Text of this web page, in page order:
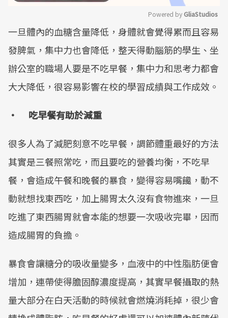
Mute
Powered by GliaStudios
一旦體內的血糖含量降低，身體就會覺得累而且容易
發脾氣，集中力也會降低，整天得動腦筋的學生、坐
辦公室的職場人要是不吃早餐，集中力和思考力都會
大大降低，很容易影響在校的學習成績與工作成效。
• 吃早餐有助於減重
很多人為了減肥刻意不吃早餐，調節體重最好的方法
其實是三餐照常吃，而且要吃的營養均衡，不吃早
餐，會造成午餐和晚餐的暴食，變得容易嘴饞，動不
動就想找東西吃，加上腸胃太久沒有食物進來，一旦
吃進了東西腸胃就會本能的想要一次吸收完畢，因而
造成腸胃的負擔。
暴食會讓糖分的吸收量變多，血液中的中性脂肪便會
增加，連帶使得膽固醇濃度提高，其實早餐攝取的熱
量大部分在白天活動的時候就會燃燒消耗掉，很少會